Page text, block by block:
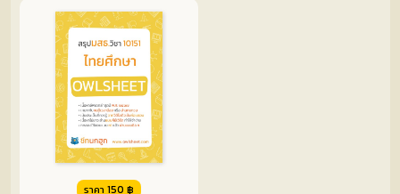
ติดต่อ
เรา
ราคา 150 ฿